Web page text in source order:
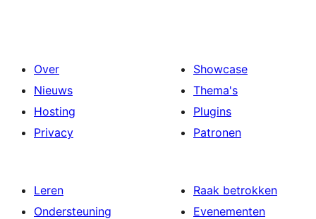
Over
Nieuws
Hosting
Privacy
Showcase
Thema's
Plugins
Patronen
Leren
Ondersteuning
Raak betrokken
Evenementen